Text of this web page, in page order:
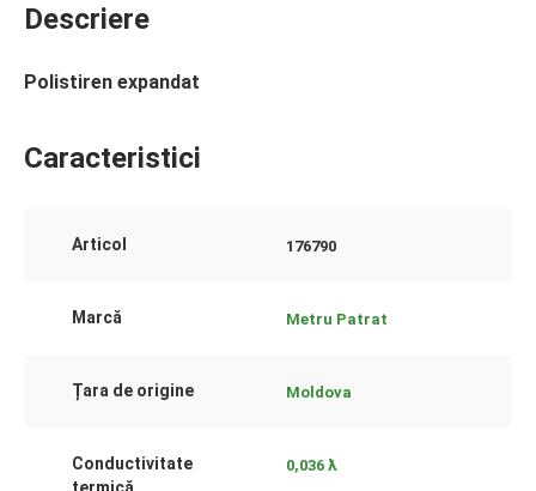
Descriere
Polistiren expandat
Caracteristici
Articol 176790
Marcă Metru Patrat
Țara de origine Moldova
Conductivitate
0,036 ƛ